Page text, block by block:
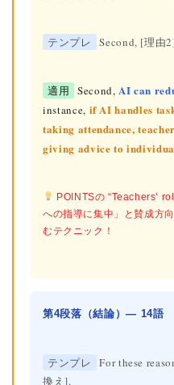
テンプレ Second, [理由
適用 Second,AI can
instance, if AI handles
taking attendance,
giving advice to
POINTSの “Teachers’
への指導に集中」と賛成方
むテクニック！
第4段落（結論）— 14語
テンプレ
For these
換え].